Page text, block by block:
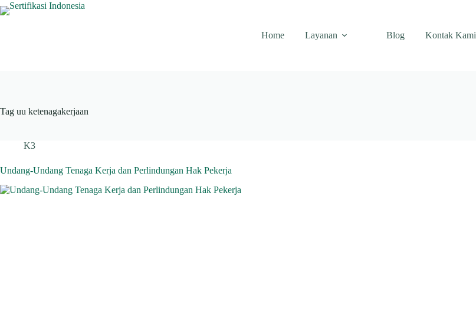
Skip
to
Home
Layanan Blog Kontak Kami
Tag uu ketenagakerjaan
K3
Undang-Undang Tenaga Kerja dan Perlindungan Hak Pekerja